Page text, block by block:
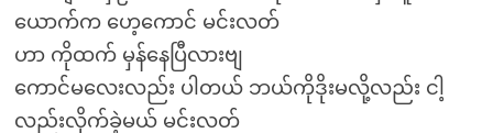
ယောက်က ဟေ့ကောင် မင်းလတ်
ဟာ ကိုထက် မှန်နေပြီလားဗျ
ကောင်မလေးလည်း ပါတယ် ဘယ်ကိုဒိုးမလို့လည်း ငါ့
လည်းလိုက်ခဲ့မယ် မင်းလတ်